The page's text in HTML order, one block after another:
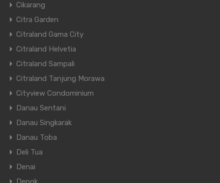
Cikarang
Citra Garden
Citraland Gama City
Citraland Helvetia
Citraland Sampali
Citraland Tanjung Morawa
Cityview Condominium
Danau Sentani
Danau Singkarak
Danau Toba
Deli Tua
Denai